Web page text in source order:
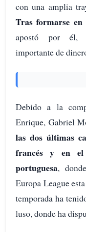
con una amplia
Tras formarse
apostó por él,
importante de
Debido a la
Enrique, Gabriel
las dos últimas
francés y en
portuguesa,
Europa League
temporada ha
luso, donde ha